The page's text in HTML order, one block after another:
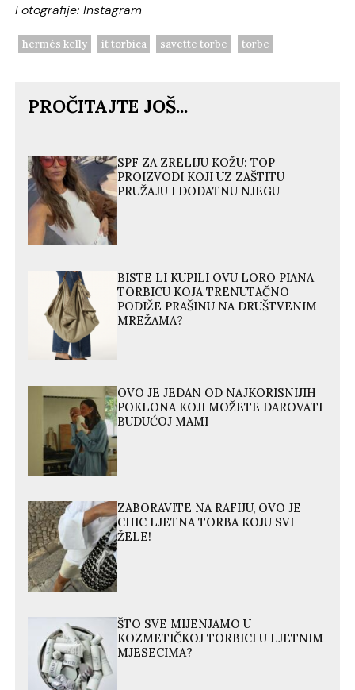
Fotografije: Instagram
hermès kelly it torbica savette torbe torbe
PROČITAJTE JOŠ...
SPF ZA ZRELIJU KOŽU: TOP
PROIZVODI KOJI UZ ZAŠTITU
PRUŽAJU I DODATNU NJEGU
BISTE LI KUPILI OVU LORO PIANA
TORBICU KOJA TRENUTAČNO
PODIŽE PRAŠINU NA DRUŠTVENIM
MREŽAMA?
OVO JE JEDAN OD NAJKORISNIJIH
POKLONA KOJI MOŽETE DAROVATI
BUDUĆOJ MAMI
ZABORAVITE NA RAFIJU, OVO JE
CHIC LJETNA TORBA KOJU SVI
ŽELE!
ŠTO SVE MIJENJAMO U
KOZMETIČKOJ TORBICI U LJETNIM
MJESECIMA?